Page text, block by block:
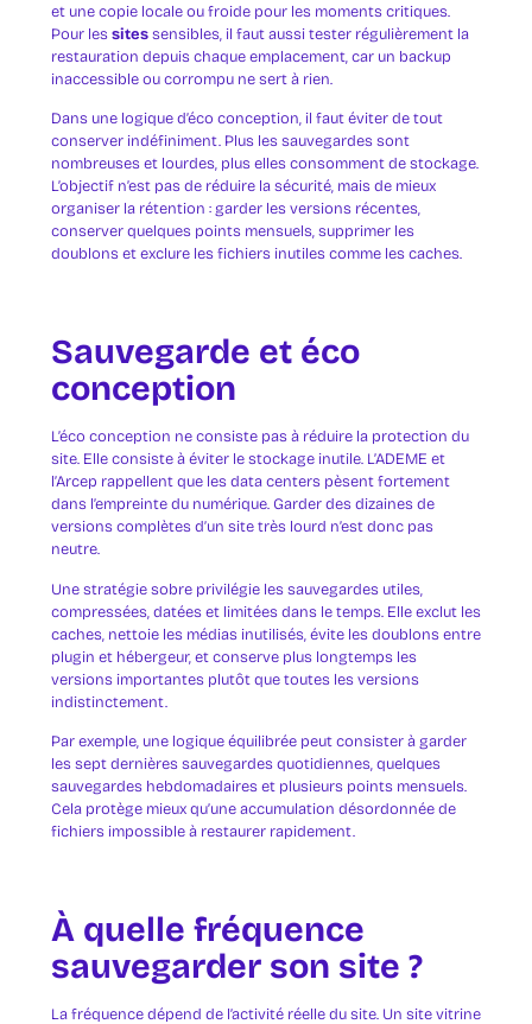
et une copie locale ou froide pour les moments critiques.
Pour lessitessensibles, il faut aussi tester régulièrement la
restauration depuis chaque emplacement, car un backup
inaccessible ou corrompu ne sert à rien.
Dans une logique d’éco conception, il faut éviter de tout
conserver indéfiniment. Plus les sauvegardes sont
nombreuses et lourdes, plus elles consomment de stockage.
L’objectif n’est pas de réduire la sécurité, mais de mieux
organiser la rétention : garder les versions récentes,
conserver quelques points mensuels, supprimer les
doublons et exclure les fichiers inutiles comme les caches.
Sauvegarde et éco
conception
L’éco conception ne consiste pas à réduire la protection du
site. Elle consiste à éviter le stockage inutile. L’ADEME et
l’Arcep rappellent que les data centers pèsent fortement
dans l’empreinte du numérique. Garder des dizaines de
versions complètes d’un site très lourd n’est donc pas
neutre.
Une stratégie sobre privilégie les sauvegardes utiles,
compressées, datées et limitées dans le temps. Elle exclut les
caches, nettoie les médias inutilisés, évite les doublons entre
plugin et hébergeur, et conserve plus longtemps les
versions importantes plutôt que toutes les versions
indistinctement.
Par exemple, une logique équilibrée peut consister à garder
les sept dernières sauvegardes quotidiennes, quelques
sauvegardes hebdomadaires et plusieurs points mensuels.
Cela protège mieux qu’une accumulation désordonnée de
fichiers impossible à restaurer rapidement.
À quelle fréquence
sauvegarder son site ?
La fréquence dépend de l’activité réelle du site. Un site vitrine